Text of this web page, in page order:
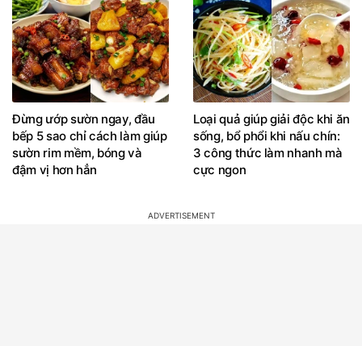
Đừng ướp sườn ngay, đầu
bếp 5 sao chỉ cách làm giúp
sườn rim mềm, bóng và
đậm vị hơn hẳn
Loại quả giúp giải độc khi ăn
sống, bổ phổi khi nấu chín:
3 công thức làm nhanh mà
cực ngon